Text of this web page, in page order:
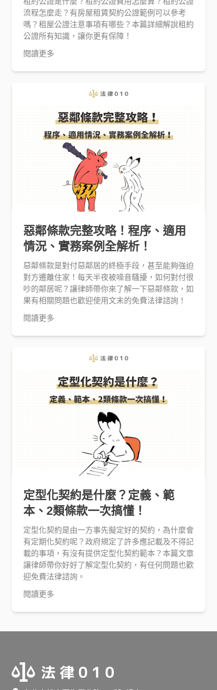
流程怎麼走？有房屋租賃契約公證範例可以參考
嗎？租屋公證注意事項有哪些？本篇詳細解說租約
公證所有知識，讓你更有保障！
閱讀更多
惡鄰條款完整攻略！程序、適用
情況、實務案例全解析！
惡鄰條款是對付惡鄰居的終極手段，甚至能夠強迫
對方遷離住家！每天半夜被噪音騷擾，如何對付很
吵的鄰居呢？讓律師帶你來了解一下惡鄰條款，如
果有相關問題也歡迎使用文末的免費法律諮詢！
閱讀更多
定型化契約是什麼？定義、範
本、2類條款一次搞懂！
定型化契約是由一方事先擬定好的契約，為什麼會
有定期化契約呢？政府規定了許多應記載及不得記
載的事項，有沒有提供定型化契約範本？本篇文章
讓律師帶你好好了解定型化契約，有任何問題也歡
迎免費法律諮詢。
閱讀更多